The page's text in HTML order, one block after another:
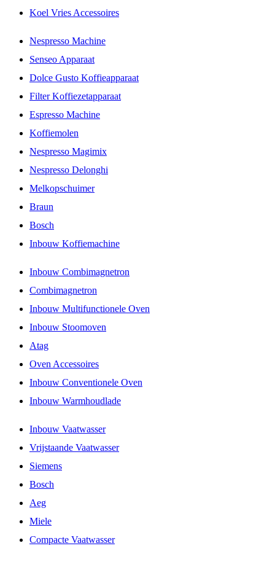
Koel Vries Accessoires
Nespresso Machine
Senseo Apparaat
Dolce Gusto Koffieapparaat
Filter Koffiezetapparaat
Espresso Machine
Koffiemolen
Nespresso Magimix
Nespresso Delonghi
Melkopschuimer
Braun
Bosch
Inbouw Koffiemachine
Inbouw Combimagnetron
Combimagnetron
Inbouw Multifunctionele Oven
Inbouw Stoomoven
Atag
Oven Accessoires
Inbouw Conventionele Oven
Inbouw Warmhoudlade
Inbouw Vaatwasser
Vrijstaande Vaatwasser
Siemens
Bosch
Aeg
Miele
Compacte Vaatwasser